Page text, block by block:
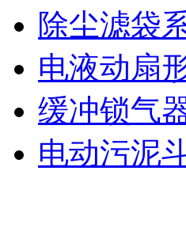
除尘滤袋
电液动扇
缓冲锁气
电动污泥